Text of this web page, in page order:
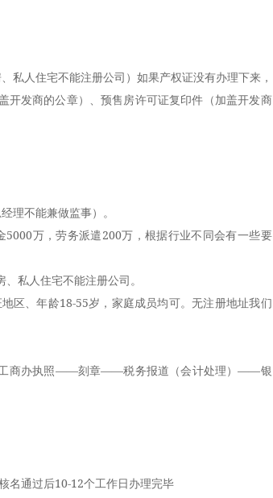
人住宅不能注册公司）如果产权证没有办理下来，
开发商的公章）、预售房许可证复印件（加盖开发商
不能兼做监事）。
万，劳务派遣200万，根据行业不同会有一些要
私人住宅不能注册公司。
、年龄18-55岁，家庭成员均可。无注册地址我们
办执照——刻章——税务报道（会计处理）——银
通过后10-12个工作日办理完毕